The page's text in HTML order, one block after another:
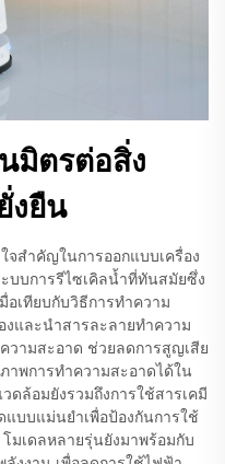
มิตรต่อสิ่ง
งยืน
จสำคัญในการออกแบบเครื่อง
บบการรีไซเคิลน้ำที่ทันสมัยซึ่ง
อเทียบกับวิธีการทำความ
และนำสารละลายทำความ
วามสะอาด ช่วยลดการสูญเสีย
าพการทำความสะอาดได้ใน
ดล้อมยังรวมถึงการใช้สารเคมี
แบบแม่นยำเพื่อป้องกันการใช้
มเดลหลายรุ่นยังมาพร้อมกับ